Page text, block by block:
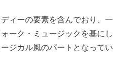
ィーの要素を含んでおり、一
ーク・ミュージックを基にし
ジカル風のパートとなってい